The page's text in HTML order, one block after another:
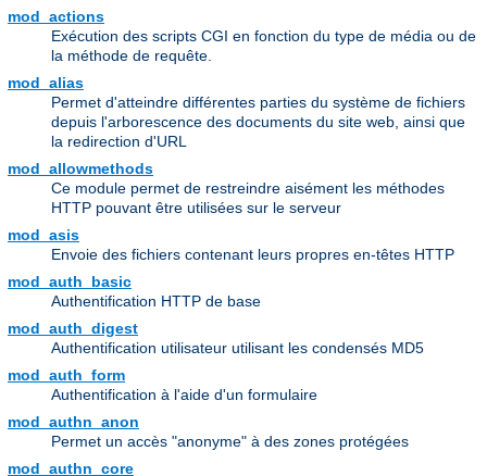
mod_actions
Exécution des scripts CGI en fonction du type de média ou de
la méthode de requête.
mod_alias
Permet d'atteindre différentes parties du système de fichiers
depuis l'arborescence des documents du site web, ainsi que
la redirection d'URL
mod_allowmethods
Ce module permet de restreindre aisément les méthodes
HTTP pouvant être utilisées sur le serveur
mod_asis
Envoie des fichiers contenant leurs propres en-têtes HTTP
mod_auth_basic
Authentification HTTP de base
mod_auth_digest
Authentification utilisateur utilisant les condensés MD5
mod_auth_form
Authentification à l'aide d'un formulaire
mod_authn_anon
Permet un accès "anonyme" à des zones protégées
mod_authn_core